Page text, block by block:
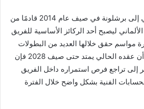
وانضم الحارس الألماني إلى برشلونة في صيف عام 2014 قادمًا من
ليصبح أحد الركائز الأساسية للفريق
مواسم حقق خلالها العديد من البطولات
المحلية والقارية ورغم أن عقده الحالي يمتد حتى صيف 2028 فإن
إلى تراجع فرص استمراره داخل الفريق
الفنية بشكل واضح خلال الفترة